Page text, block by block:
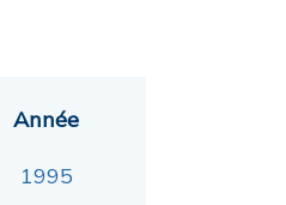
Année
1995